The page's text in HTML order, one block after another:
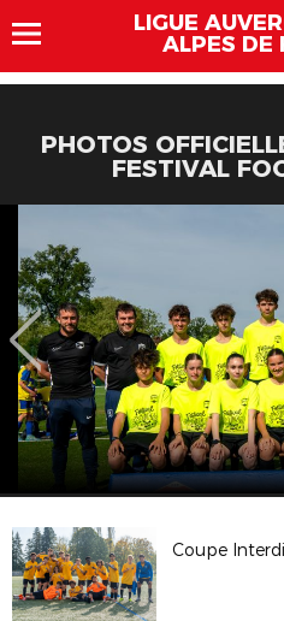
LIGUE
ALPES DE
PHOTOS
FESTIVAL